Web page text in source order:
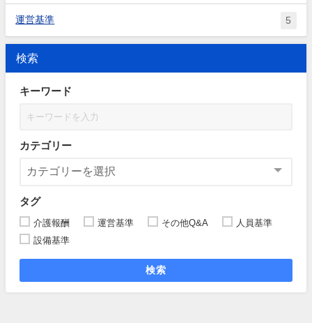
運営基準 5
検索
キーワード
カテゴリー
タグ
介護報酬 運営基準 その他Q&A
人員基準
設備基準
検索